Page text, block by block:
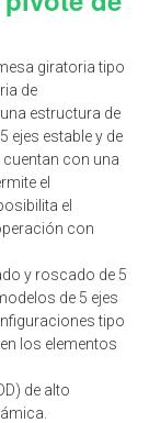
giratoria tipo
de
estructura de
ejes estable y de
con una
el
el
con
y roscado de 5
de 5 ejes
tipo
los elementos
de alto